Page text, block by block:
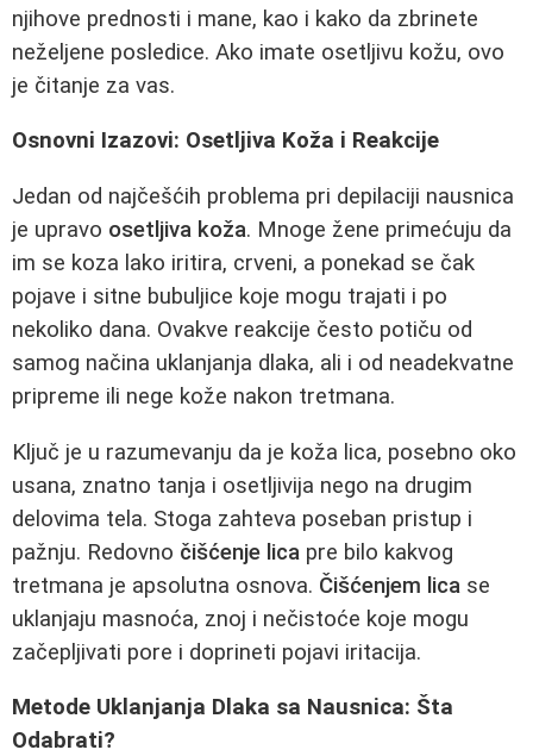
njihove prednosti i mane, kao i kako da zbrinete
neželjene posledice. Ako imate osetljivu kožu, ovo
je čitanje za vas.
Osnovni Izazovi: Osetljiva Koža i Reakcije
Jedan od najčešćih problema pri depilaciji nausnica
je upravo osetljiva koža. Mnoge žene primećuju da
im se koza lako iritira, crveni, a ponekad se čak
pojave i sitne bubuljice koje mogu trajati i po
nekoliko dana. Ovakve reakcije često potiču od
samog načina uklanjanja dlaka, ali i od neadekvatne
pripreme ili nege kože nakon tretmana.
Ključ je u razumevanju da je koža lica, posebno oko
usana, znatno tanja i osetljivija nego na drugim
delovima tela. Stoga zahteva poseban pristup i
pažnju. Redovno čišćenje lica pre bilo kakvog
tretmana je apsolutna osnova. Čišćenjem lica se
uklanjaju masnoća, znoj i nečistoće koje mogu
začepljivati pore i doprineti pojavi iritacija.
Metode Uklanjanja Dlaka sa Nausnica: Šta
Odabrati?